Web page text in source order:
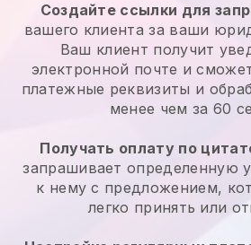
Создайте ссылки для
вашего клиента за ваши
Ваш клиент получит
электронной почте и
платежные реквизиты и
менее чем за 60
Получать оплату по
запрашивает определенную
к нему с предложением,
легко принять или